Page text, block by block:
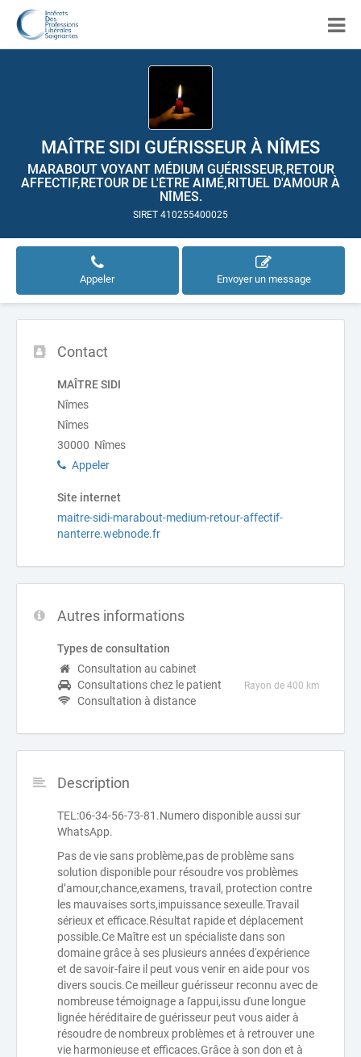
MAÎTRE SIDI GUÉRISSEUR À NÎMES
MARABOUT VOYANT MÉDIUM GUÉRISSEUR,RETOUR
AFFECTIF,RETOUR DE L'ÊTRE AIMÉ,RITUEL D'AMOUR À
NÎMES.
SIRET 410255400025
Appeler Envoyer un message
Contact
MAÎTRE SIDI
Nîmes
Nîmes
30000 Nîmes
Appeler
Site internet
maitre-sidi-marabout-medium-retour-affectif-
nanterre.webnode.fr
Autres informations
Types de consultation
Consultation au cabinet
Consultations chez le patient
Rayon de 400 km
Consultation à distance
Description
TEL:06-34-56-73-81.Numero disponible aussi sur
WhatsApp.
Pas de vie sans problème,pas de problème sans
solution disponible pour résoudre vos problèmes
d’amour,chance,examens, travail, protection contre
les mauvaises sorts,impuissance sexeulle.Travail
sérieux et efficace.Résultat rapide et déplacement
possible.Ce Maître est un spécialiste dans son
domaine grâce à ses plusieurs années d'expérience
et de savoir-faire il peut vous venir en aide pour vos
divers soucis.Ce meilleur guérisseur reconnu avec de
nombreuse témoignage a ľappui,issu ďune longue
lignée héréditaire de guérisseur peut vous aider à
résoudre de nombreux problèmes et à retrouver une
vie harmonieuse et efficaces.Grâce à son don et à